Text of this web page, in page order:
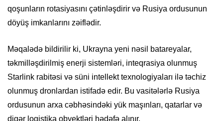
qoşunların rotasiyasını çətinləşdirir və Rusiya ordusunun
döyüş imkanlarını zəiflədir.
Məqalədə bildirilir ki, Ukrayna yeni nəsil batareyalar,
təkmilləşdirilmiş enerji sistemləri, inteqrasiya olunmuş
Starlink rabitəsi və süni intellekt texnologiyaları ilə təchiz
olunmuş dronlardan istifadə edir. Bu vasitələrlə Rusiya
ordusunun arxa cəbhəsindəki yük maşınları, qatarlar və
digər logistika obyektləri hədəfə alınır.